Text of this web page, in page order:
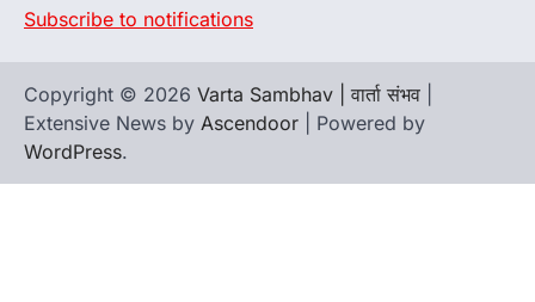
Subscribe to notifications
Copyright © 2026 Varta Sambhav | वार्ता संभव
Extensive News by Ascendoor | Powered by
WordPress.